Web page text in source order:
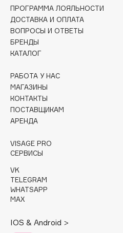
Collagenina
Consly
Corimo
CosRX
Crescina
Cunzite
Curaprox
D
d'Alba
DABO
DARLING*
Davines
ПРОГРАММА ЛОЯЛЬНОСТИ
ДОСТАВКА И ОПЛАТА
ВОПРОСЫ И ОТВЕТЫ
БРЕНДЫ
КАТАЛОГ
РАБОТА У НАС
МАГАЗИНЫ
КОНТАКТЫ
ПОСТАВЩИКАМ
АРЕНДА
VISAGE PRO
СЕРВИСЫ
VK
TELEGRAM
WHATSAPP
MAX
IOS & Android >